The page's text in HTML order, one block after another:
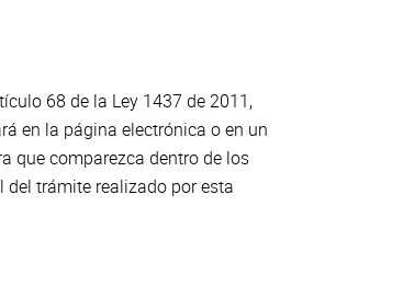
68 de la Ley 1437 de 2011,
en la página electrónica o en un
que comparezca dentro de los
trámite realizado por esta